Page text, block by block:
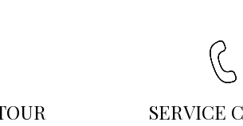
SERVICE